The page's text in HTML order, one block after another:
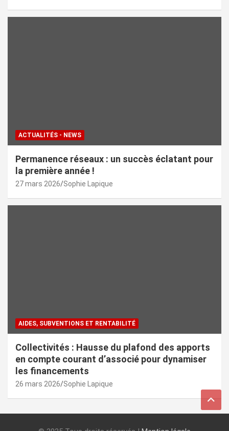
ACTUALITÉS - NEWS
Permanence réseaux : un succès éclatant pour
la première année !
27 mars 2026 Sophie Lapique
AIDES, SUBVENTIONS ET RENTABILITÉ
Collectivités : Hausse du plafond des apports
en compte courant d’associé pour dynamiser
les financements
26 mars 2026 Sophie Lapique